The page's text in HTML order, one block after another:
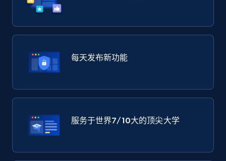
每天发布新功能
服务于世界7/10大的顶尖大学